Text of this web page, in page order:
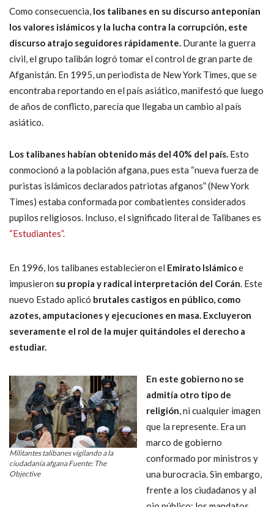
Como consecuencia, los talibanes en su discurso anteponían
los valores islámicos y la lucha contra la corrupción, este
discurso atrajo seguidores rápidamente. Durante la guerra
civil, el grupo talibán logró tomar el control de gran parte de
Afganistán. En 1995, un periodista de New York Times, que se
encontraba reportando en el país asiático, manifestó que luego
de años de conflicto, parecía que llegaba un cambio al país
asiático.
Los talibanes habían obtenido más del 40% del país. Esto
conmocionó a la población afgana, pues esta “nueva fuerza de
puristas islámicos declarados patriotas afganos” (New York
Times) estaba conformada por combatientes considerados
pupilos religiosos. Incluso, el significado literal de Talibanes es
“Estudiantes”.
En 1996, los talibanes establecieron el Emirato Islámicoe
impusieron su propia y radical interpretación del Corán. Este
nuevo Estado aplicó brutales castigos en público, como
azotes, amputaciones y ejecuciones en masa. Excluyeron
severamente el rol de la mujer quitándoles el derecho a
estudiar.
Militantes talibanes vigilando a la
ciudadanía afgana Fuente: The
Objective
En este gobierno no se
admitía otro tipo de
religión, ni cualquier imagen
que la represente. Era un
marco de gobierno
conformado por ministros y
una burocracia. Sin embargo,
frente a los ciudadanos y al